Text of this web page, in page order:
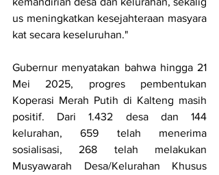
us meningkatkan kesejahteraan masyara
kat secara keseluruhan."
Gubernur menyatakan bahwa hingga 21
Mei 2025, progres pembentukan
Koperasi Merah Putih di Kalteng masih
positif. Dari 1.432 desa dan 144
kelurahan, 659 telah menerima
sosialisasi, 268 telah melakukan
Musyawarah Desa/Kelurahan Khusus